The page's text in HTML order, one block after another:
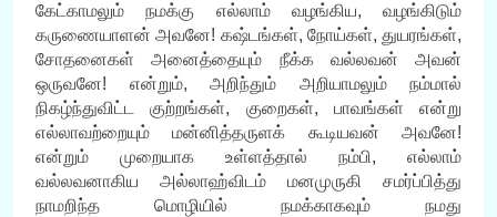
கேட்காமலும் நமக்கு எல்லாம் வழங்கிய, வழங்கிடும்
கருணையாளன் அவனே! கஷ்டங்கள், நோய்கள், துயரங்கள்,
சோதனைகள் அனைத்தையும் நீக்க வல்லவன் அவன்
ஒருவனே! என்றும், அறிந்தும் அறியாமலும் நம்மால்
நிகழ்ந்துவிட்ட குற்றங்கள், குறைகள், பாவங்கள் என்று
எல்லாவற்றையும் மன்னித்தருளக் கூடியவன் அவனே!
என்றும் முறையாக உள்ளத்தால் நம்பி, எல்லாம்
வல்லவனாகிய அல்லாஹ்விடம் மனமுருகி சமர்ப்பித்து
நாமறிந்த மொழியில் நமக்காகவும் நமது